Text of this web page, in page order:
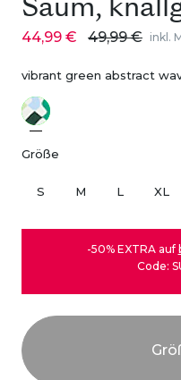
44,99 € 49,99 € inkl.
vibrant green abstract
Größe
S M L XL
-50% EXTRA auf
Code: